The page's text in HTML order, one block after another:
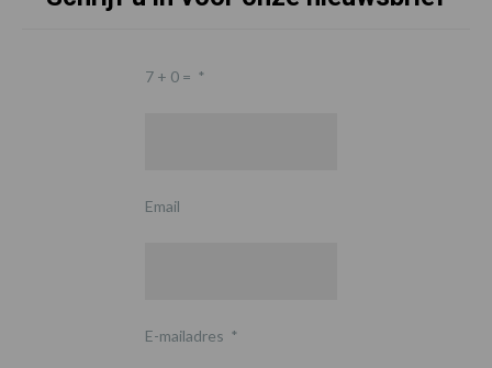
7 + 0 = *
Email
E-mailadres *